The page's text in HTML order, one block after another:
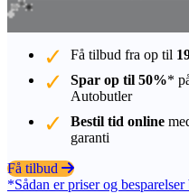
Få tilbud fra op til
Spar op til 50%*
Autobutler
Bestil tid online
garanti
Få tilbud
*Sådan er priser og besparelser